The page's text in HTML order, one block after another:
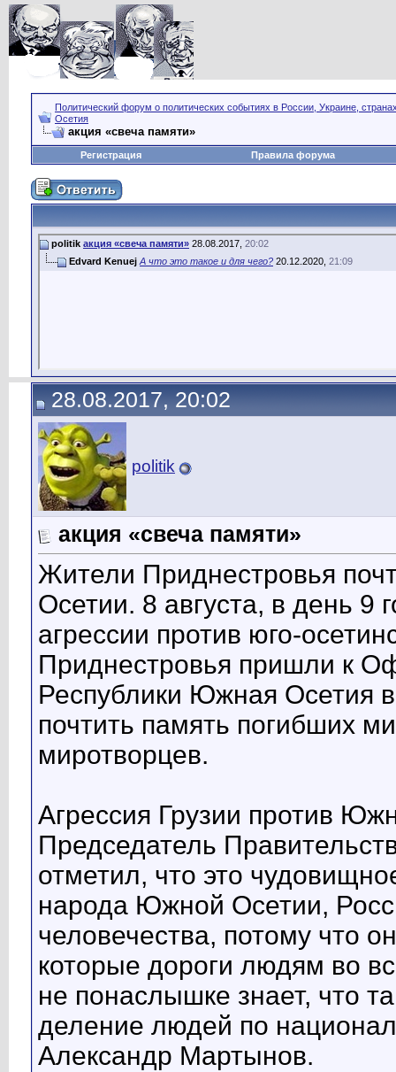
Политический форум о политических событиях в России, Украине,
Осетия
акция «свеча памяти»
Регистрация Правила форума
politik акция «свеча памяти» 28.08.2017, 20:02
Edvard Kenuej А что это такое и для чего? 20.12.2020, 21:09
28.08.2017, 20:02
politik
акция «свеча памяти»
Жители Приднестровья
Осетии. 8 августа, в день 9
агрессии против юго-
Приднестровья пришли к
Республики Южная Осетия
почтить память погибших
миротворцев.
Агрессия Грузии против
Председатель
отметил, что это
народа Южной Осетии,
человечества, потому что
которые дороги людям во
не понаслышке знает, что
деление людей по
Александр Мартынов.